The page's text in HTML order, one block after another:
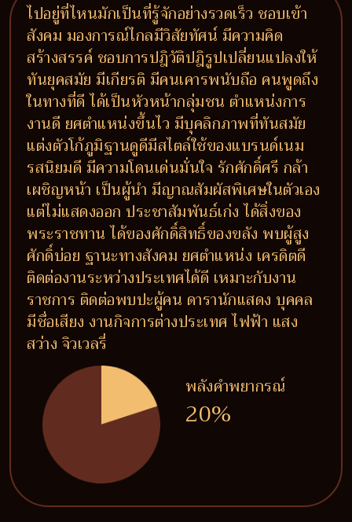
ไปอยู่ที่ไหนมักเป็นที่รู้จักอย่างรวดเร็ว ชอบเข้า
สังคม มองการณ์ไกลมีวิสัยทัศน์ มีความคิด
สร้างสรรค์ ชอบการปฎิวัติปฎิรูปเปลี่ยนแปลงให้
ทันยุคสมัย มีเกียรติ มีคนเคารพนับถือ คนพูดถึง
ในทางที่ดี ได้เป็นหัวหน้ากลุ่มชน ตำแหน่งการ
งานดี ยศตำแหน่งขึ้นไว มีบุคลิกภาพที่ทันสมัย
แต่งตัวโก้ภูมิฐานดูดีมีสไตล์ใช้ของแบรนด์เนม
รสนิยมดี มีความโดนเด่นมั่นใจ รักศักดิ์ศรี กล้า
เผชิญหน้า เป็นผู้นำ มีญาณสัมผัสพิเศษในตัวเอง
แต่ไม่แสดงออก ประชาสัมพันธ์เก่ง ได้สิ่งของ
พระราชทาน ได้ของศักดิ์สิทธิ์ของขลัง พบผู้สูง
ศักดิ์บ่อย ฐานะทางสังคม ยศตำแหน่ง เครดิตดี
ติดต่องานระหว่างประเทศได้ดี เหมาะกับงาน
ราชการ ติดต่อพบปะผู้คน ดารานักแสดง บุคคล
มีชื่อเสียง งานกิจการต่างประเทศ ไฟฟ้า แสง
สว่าง จิวเวลรี่
พลังคำพยากรณ์
20%